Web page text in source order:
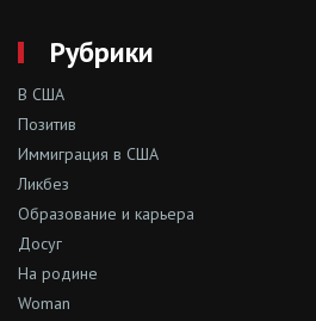
Рубрики
В США
Позитив
Иммиграция в США
Ликбез
Образование и карьера
Досуг
На родине
Woman